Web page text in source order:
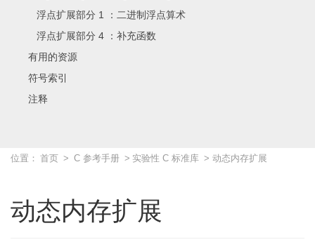
浮点扩展部分 1 ：二进制浮点算术
浮点扩展部分 4 ：补充函数
有用的资源
符号索引
注释
位置： 首页 > C 参考手册 > 实验性 C 标准库 > 动态内存扩展
动态内存扩展